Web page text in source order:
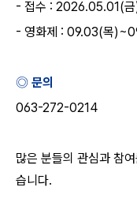
- 접수 : 2026.05.01(금
- 영화제 : 09.03(목
◎ 문의
063-272-0214
많은 분들의 관심과 참
습니다.